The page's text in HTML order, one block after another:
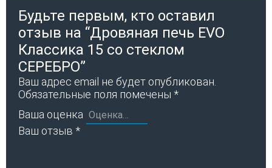
Будьте первым, кто оставил
отзыв на “Дровяная печь EVO
Классика 15 со стеклом
СЕРЕБРО”
Ваш адрес email не будет опубликован.
Обязательные поля помечены *
Ваша оценка
Ваш отзыв *